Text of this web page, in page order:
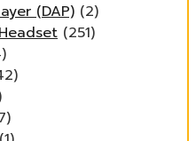
(DAP) (2)
(251)